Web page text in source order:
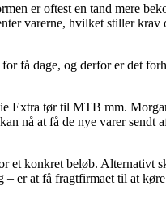
er oftest en tand mere
varerne, hvilket stiller krav
få dage, og derfor er det
Extra tør til MTB mm.
nå at få de nye varer sendt
et konkret beløb. Alternativt
er at få fragtfirmaet til at